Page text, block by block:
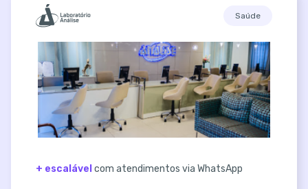
Saúde
+ escalável com atendimentos via WhatsApp